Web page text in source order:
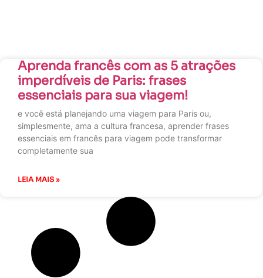
Aprenda francês com as 5 atrações
imperdíveis de Paris: frases
essenciais para sua viagem!
e você está planejando uma viagem para Paris ou,
simplesmente, ama a cultura francesa, aprender frases
essenciais em francês para viagem pode transformar
completamente sua
LEIA MAIS »